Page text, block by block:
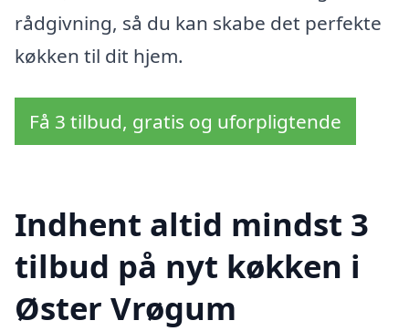
rådgivning, så du kan skabe det perfekte
køkken til dit hjem.
Få 3 tilbud, gratis og uforpligtende
Indhent altid mindst 3
tilbud på nyt køkken i
Øster Vrøgum